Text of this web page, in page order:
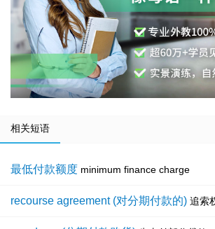
相关短语
最低付款额度 minimum finance charge
recourse agreement (对分期付款的) 追索